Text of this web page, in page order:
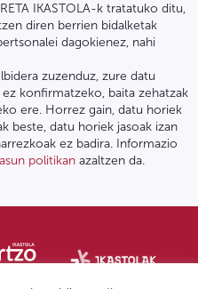
IKASTOLA-k tratatuko ditu,
diren berrien bidalketak
dagokienez, nahi
zuzenduz, zure datu
konfirmatzeko, baita zehatzak
ere. Horrez gain, datu horiek
beste, datu horiek jasoak izan
ez badira. Informazio
politikan azaltzen da.